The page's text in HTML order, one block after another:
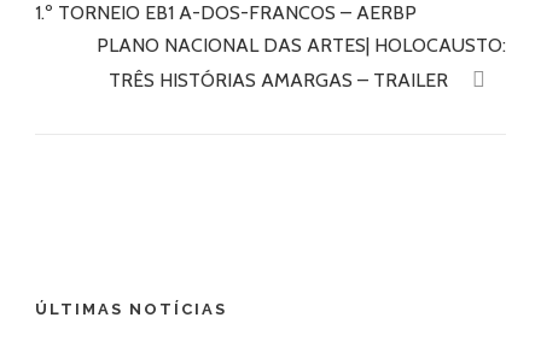
1.º TORNEIO EB1 A-DOS-FRANCOS – AERBP
PLANO NACIONAL DAS ARTES| HOLOCAUSTO:
TRÊS HISTÓRIAS AMARGAS – TRAILER
ÚLTIMAS NOTÍCIAS